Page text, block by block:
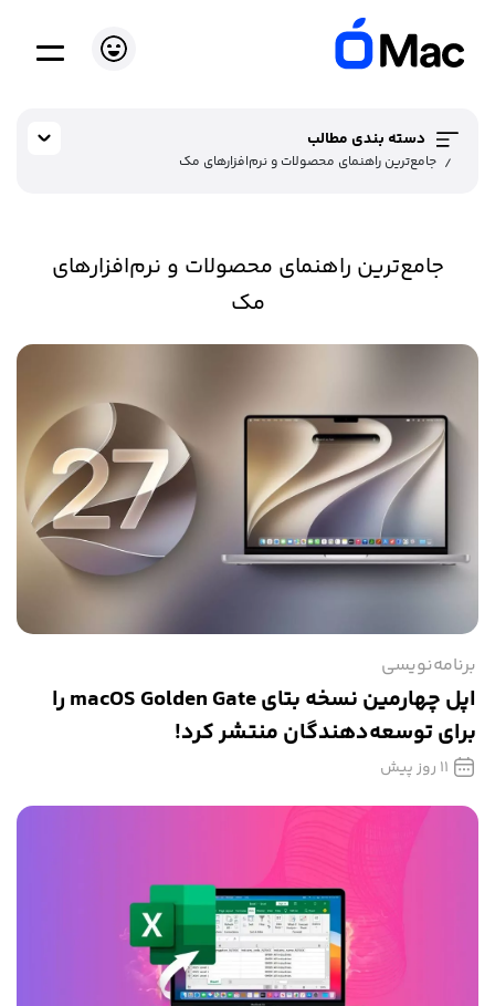
دسته بندی مطالب
جامع‌ترین راهنمای محصولات و نرم‌افزارهای مک
جامع‌ترین راهنمای محصولات و نرم‌افزارهای
مک
برنامه‌نویسی
اپل چهارمین نسخه بتای macOS Golden Gate را
برای توسعه‌دهندگان منتشر کرد!
11 روز پیش